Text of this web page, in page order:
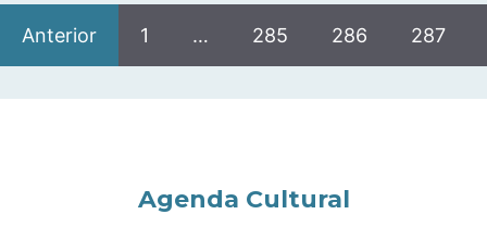
Anterior 1 … 285 286 287
Agenda Cultural